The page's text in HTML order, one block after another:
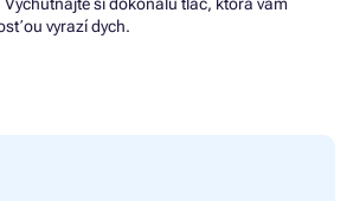
vyrazí dych.